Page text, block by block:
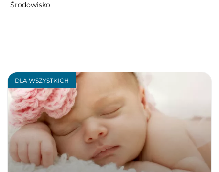
Środowisko
DLA WSZYSTKICH